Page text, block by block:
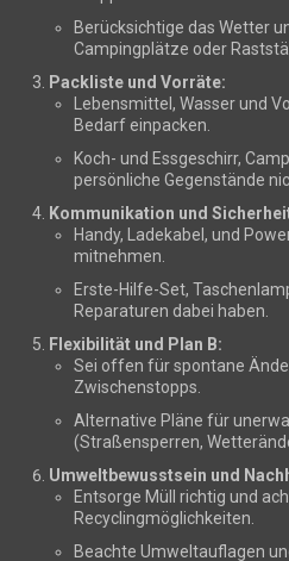
Berücksichtige das Wetter
Campingplätze oder
Packliste und Vorräte:
Lebensmittel, Wasser und
Bedarf einpacken.
Koch- und Essgeschirr,
persönliche Gegenstände
Kommunikation und
Handy, Ladekabel, und
mitnehmen.
Erste-Hilfe-Set,
Reparaturen dabei haben.
Flexibilität und Plan B:
Sei offen für spontane
Zwischenstopps.
Alternative Pläne für
(Straßensperren,
Umweltbewusstsein und
Entsorge Müll richtig und
Recyclingmöglichkeiten.
Beachte Umweltauflagen